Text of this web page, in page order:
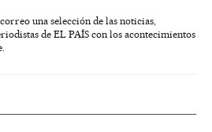
una selección de las noticias,
de EL PAÍS con los acontecimientos